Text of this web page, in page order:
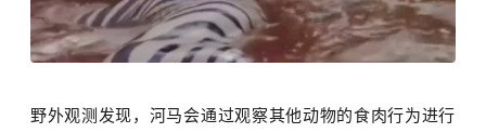
野外观测发现，河马会通过观察其他动物的食肉行为进行